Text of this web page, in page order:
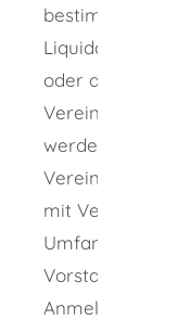
bestimmte
Liquidatoren,
oder das
werden. Die
Vereinsregister
mit
Umfang der
Vorstand dem
Anmeldung